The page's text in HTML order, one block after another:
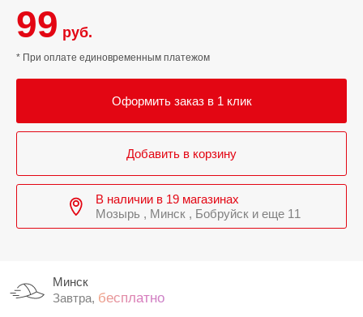
99 руб.
* При оплате единовременным платежом
Оформить заказ в 1 клик
Добавить в корзину
В наличии в 19 магазинах
Мозырь , Минск , Бобруйск и еще 11
Минск
Завтра, бесплатно